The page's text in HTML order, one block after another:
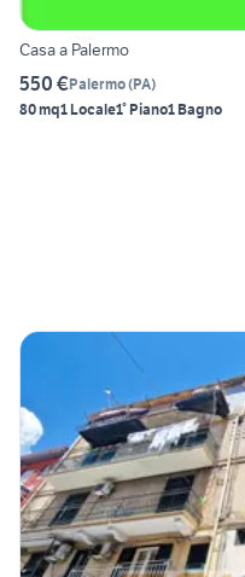
Casa a Palermo
550 €Palermo(PA)
80 mq1 Locale1° Piano1 Bagno